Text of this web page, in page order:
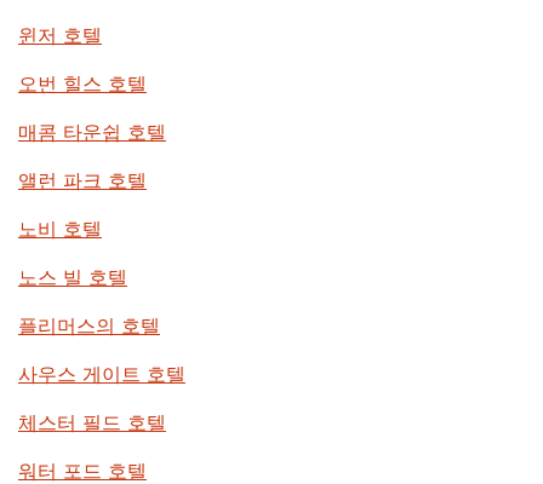
윈저 호텔
오번 힐스 호텔
매콤 타운쉽 호텔
앨런 파크 호텔
노비 호텔
노스 빌 호텔
플리머스의 호텔
사우스 게이트 호텔
체스터 필드 호텔
워터 포드 호텔